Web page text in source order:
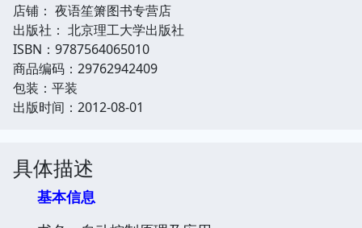
店铺： 夜语笙箫图书专营店
出版社： 北京理工大学出版社
ISBN：9787564065010
商品编码：29762942409
包装：平装
出版时间：2012-08-01
具体描述
基本信息